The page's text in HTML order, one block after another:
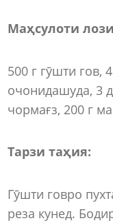
Маҳсулоти
500 г гӯшти гов,
очонидашуда, 3
чормағз, 200 г
Тарзи таҳия:
Гӯшти говро
реза кунед.